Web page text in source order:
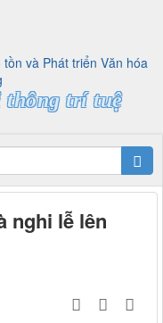
thông trí tuệ
nghi lễ lên